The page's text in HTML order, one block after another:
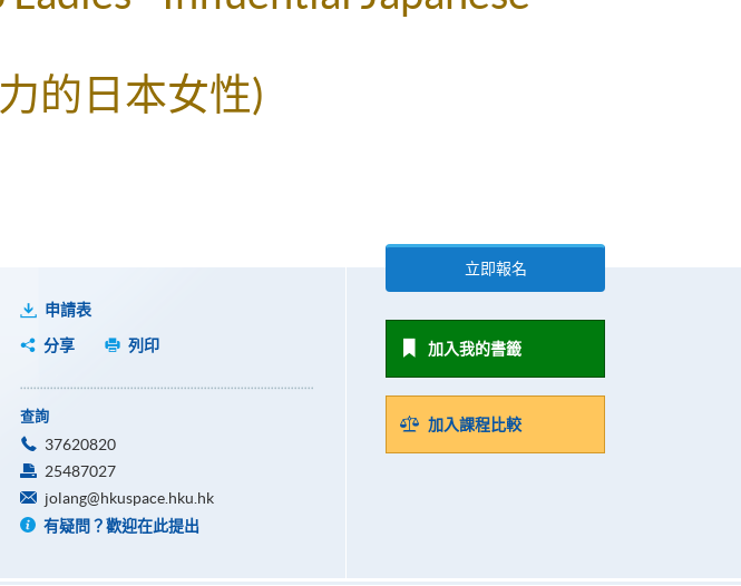
的日本女性)
申請表
分享
列印
查詢
37620820
25487027
jolang@hkuspace.hku.hk
有疑問？歡迎在此提出
立即報名
加入我的書籤
加入課程比較